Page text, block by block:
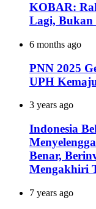
KOBAR:
Lagi, Bukan
6 months ago
PNN 2025
UPH
3 years ago
Indonesia
Benar,
Mengakhiri
7 years ago